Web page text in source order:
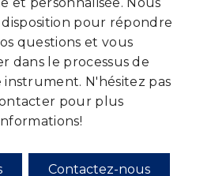
pour répondre
questions et vous
dans le processus de
instrument. N'hésitez pas
pour plus
Contactez-nous